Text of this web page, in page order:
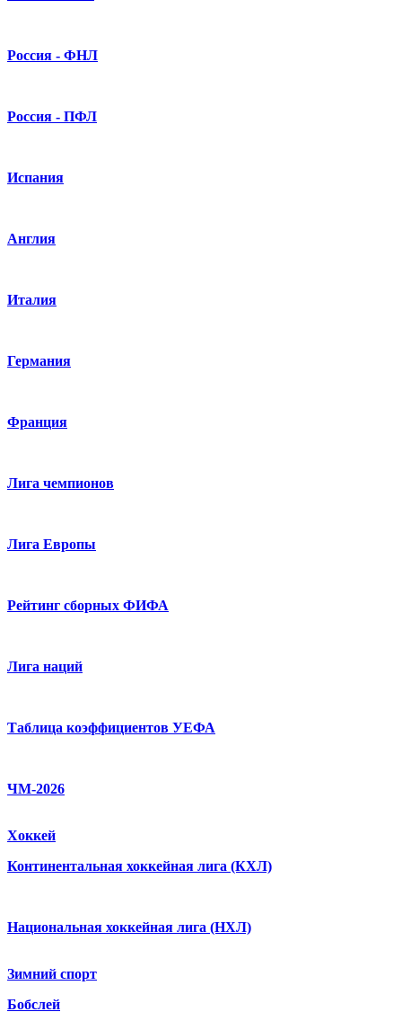
Россия - ФНЛ
Россия - ПФЛ
Испания
Англия
Италия
Германия
Франция
Лига чемпионов
Лига Европы
Рейтинг сборных ФИФА
Лига наций
Таблица коэффициентов УЕФА
ЧМ-2026
Хоккей
Континентальная хоккейная лига (КХЛ)
Национальная хоккейная лига (НХЛ)
Зимний спорт
Бобслей